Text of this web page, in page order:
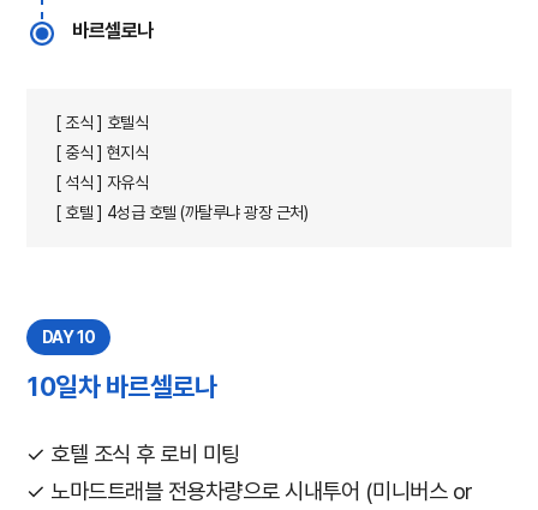
바르셀로나
[ 조식 ] 호텔식
[ 중식 ] 현지식
[ 석식 ] 자유식
[ 호텔 ] 4성급 호텔 (까탈루냐 광장 근처)
DAY 10
10일차 바르셀로나
✓ 호텔 조식 후 로비 미팅
✓ 노마드트래블 전용차량으로 시내투어 (미니버스 or